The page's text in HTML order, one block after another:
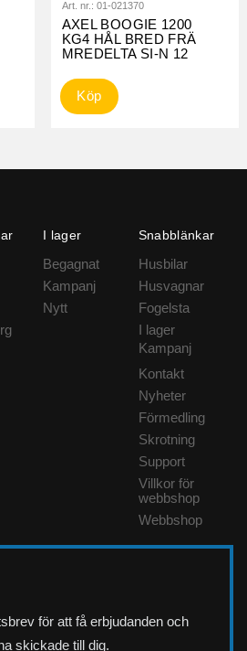
Art. nr.: 01-021370
AXEL BOOGIE 1200
KG4 HÅL BRED FRÄ
MREDELTA SI-N 12
Köp
I lager
Begagnat
Kampanj
Nytt
Snabblänkar
Husbilar
Husvagnar
Fogelsta
I lager
Kampanj
Kontakt
Nyheter
Förmedling
Skrotning
Support
Villkor för
webbshop
Webbshop
för att få erbjudanden och
skickade till dig.